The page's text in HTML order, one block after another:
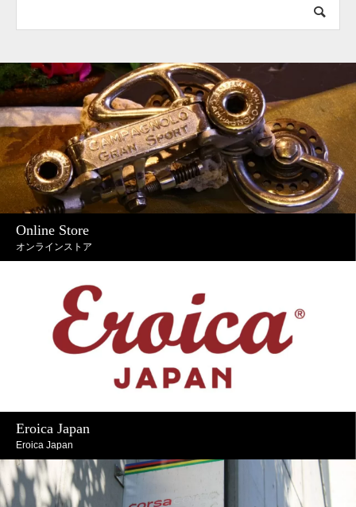
Online Store
オンラインストア
Eroica Japan
Eroica Japan